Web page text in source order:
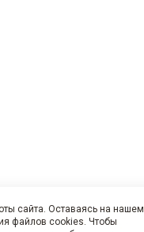
сайта. Оставаясь на нашем
файлов cookies. Чтобы